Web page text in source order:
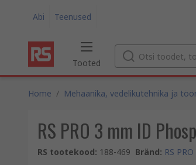
Abi Teenused
Tooted
Home / Mehaanika, vedelikutehnika ja
RS PRO 3 mm ID
RS tootekood: 188-469 Bränd: RS PRO